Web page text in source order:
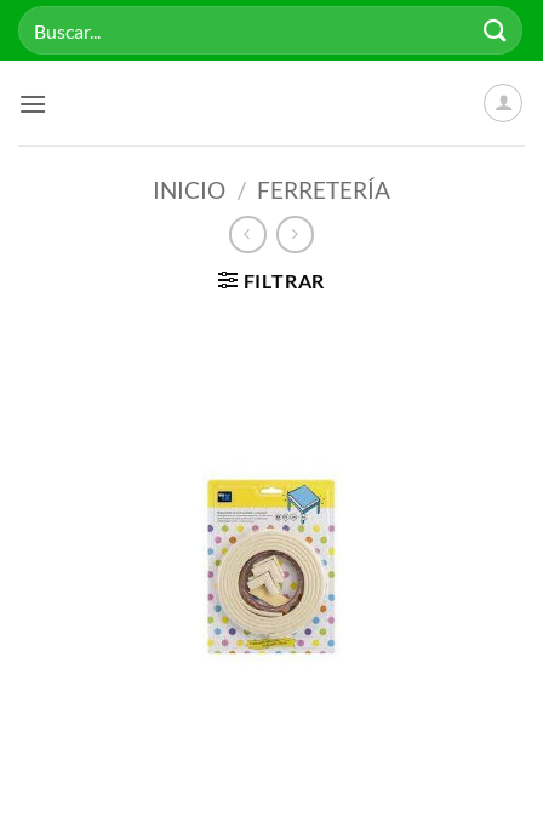
Saltar
Buscar
por:
INICIO / FERRETERÍA
FILTRAR